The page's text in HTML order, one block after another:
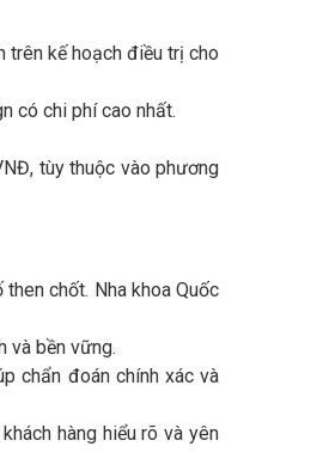
trên kế hoạch điều trị cho
có chi phí cao nhất.
tùy thuộc vào phương
chốt. Nha khoa Quốc
và bền vững.
chẩn đoán chính xác và
hàng hiểu rõ và yên